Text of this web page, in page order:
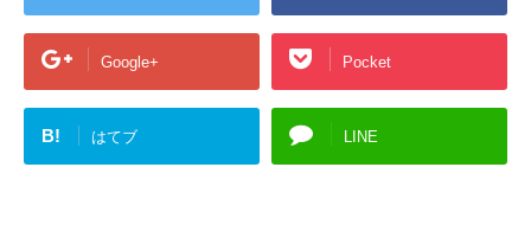
Google+ Pocket
B! はてブ LINE